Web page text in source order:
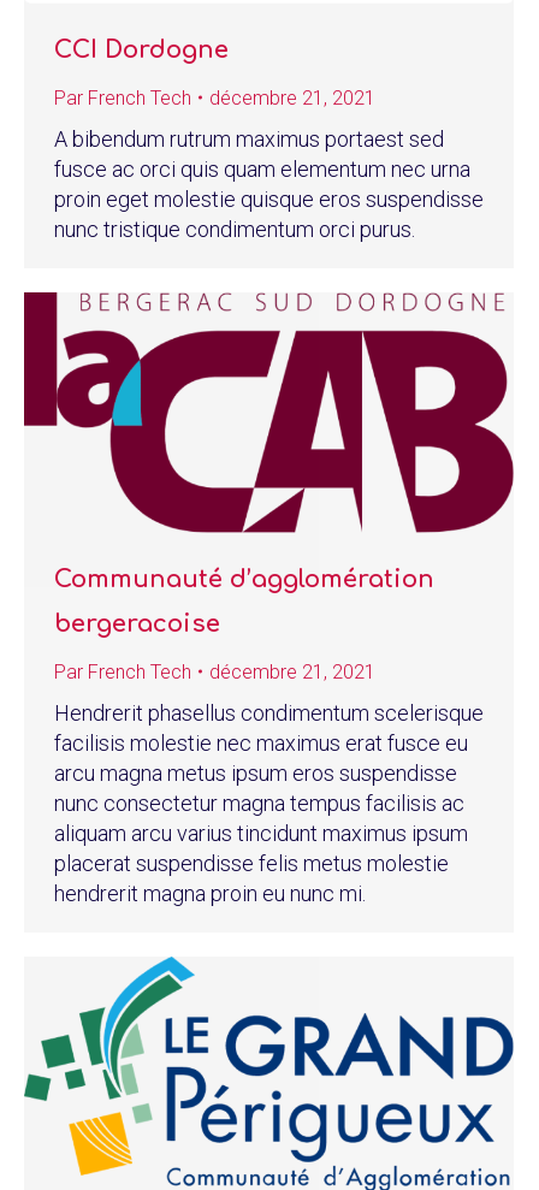
CCI Dordogne
Par French Tech décembre 21, 2021
A bibendum rutrum maximus portaest sed
fusce ac orci quis quam elementum nec urna
proin eget molestie quisque eros suspendisse
nunc tristique condimentum orci purus.
Communauté d’agglomération
bergeracoise
Par French Tech décembre 21, 2021
Hendrerit phasellus condimentum scelerisque
facilisis molestie nec maximus erat fusce eu
arcu magna metus ipsum eros suspendisse
nunc consectetur magna tempus facilisis ac
aliquam arcu varius tincidunt maximus ipsum
placerat suspendisse felis metus molestie
hendrerit magna proin eu nunc mi.